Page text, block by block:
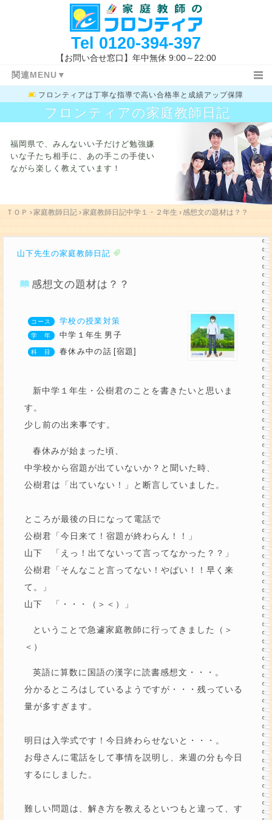
Tel 0120-394-397
【お問い合せ窓口】年中無休 9:00～22:00
関連MENU▼
ＴＯＰ 日記ＴＯＰ 小学生
中学３年生 高校生 教務室
指導報告書
家庭教師体験記 指導地域 キャンペーン情報
料金システム 授業開始の流れ
指導体制
指導内容 入試新着情報 福岡県の高校入試
フロンティアは丁寧な指導で高い合格率と成績アップ保障
フロンティアの家庭教師日記
福岡県で、みんないい子だけど勉強嫌
いな子たち相手に、 あの手この手使い
ながら楽しく教えています！
ＴＯＰ ›家庭教師日記›家庭教師日記中学１・２年生 ›感想文の題材は？？
山下先生の家庭教師日記
感想文の題材は？？
学校の授業対策
中学１年生 男子
春休み中の話 [宿題]
新中学１年生・公樹君のことを書きたいと思いま
す。
少し前の出来事です。
春休みが始まった頃、
中学校から宿題が出ていないか？と聞いた時、
公樹君は「出ていない！」と断言していました。
ところが最後の日になって電話で
公樹君「今日来て！宿題が終わらん！！」
山下 「えっ！出てないって言ってなかった？？」
公樹君「そんなこと言ってない！やばい！！早く来
て。」
山下 「・・・（＞＜）」
ということで急遽家庭教師に行ってきました（＞
＜）
英語に算数に国語の漢字に読書感想文・・・。
分かるところはしているようですが・・・残っている
量が多すぎます。
明日は入学式です！今日終わらせないと・・・。
お母さんに電話をして事情を説明し、来週の分も今日
するにしました。
難しい問題は、解き方を教えるといつもと違って、す